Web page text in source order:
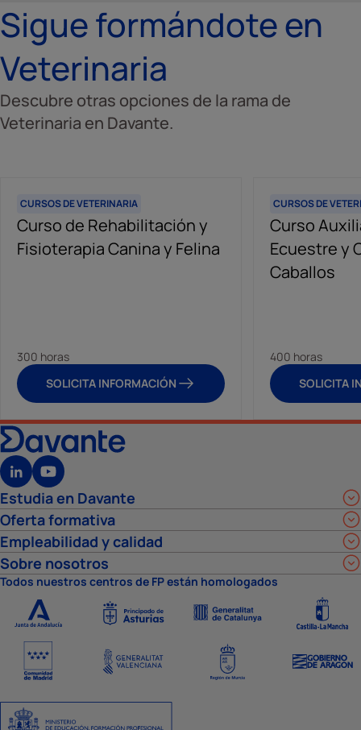
Sigue formándote en
Veterinaria
Descubre otras opciones de la rama de
Veterinaria en Davante.
CURSOS DE VETERINARIA
Curso de Rehabilitación y
Fisioterapia Canina y Felina
300 horas
SOLICITA INFORMACIÓN
CURSOS DE
Curso
Ecuestre y
Caballos
400 horas
SOLICITA
Estudia en Davante
Oferta formativa
Empleabilidad y calidad
Sobre nosotros
Todos nuestros centros de FP están homologados